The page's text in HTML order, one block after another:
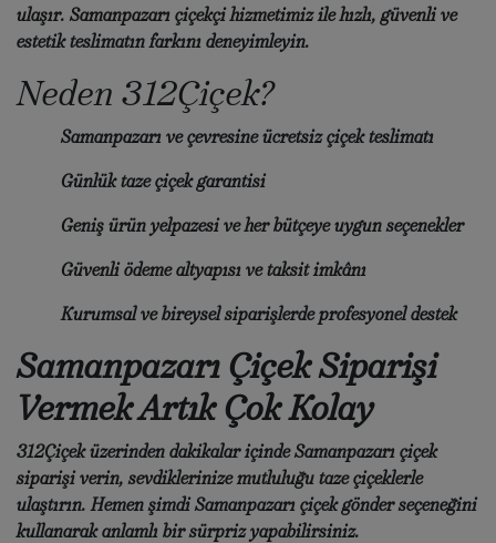
ulaşır. Samanpazarı çiçekçihizmetimiz ile hızlı, güvenli ve
estetik teslimatın farkını deneyimleyin.
Neden 312Çiçek?
Samanpazarı ve çevresineücretsiz çiçek teslimatı
Günlük taze çiçek garantisi
Geniş ürün yelpazesi ve her bütçeye uygun seçenekler
Güvenli ödeme altyapısı ve taksit imkânı
Kurumsal ve bireysel siparişlerde profesyonel destek
Samanpazarı Çiçek Siparişi
Vermek Artık Çok Kolay
312Çiçek üzerinden dakikalar içindeSamanpazarı çiçek
siparişiverin, sevdiklerinize mutluluğu taze çiçeklerle
ulaştırın. Hemen şimdiSamanpazarı çiçek gönderseçeneğini
kullanarak anlamlı bir sürpriz yapabilirsiniz.